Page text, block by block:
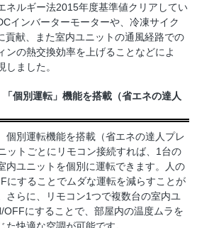
ネルギー法2015年度基準値クリアしてい
インバーターモーターや、冷凍サイク
貢献、また室内ユニットの通風経路での
ンの熱交換効率を上げることなどによ
しました。
「個別運転」機能を搭載（省エネの達人
個別運転機能を搭載（省エネの達人プレ
ットごとにリモコン接続すれば、1台の
内ユニットを個別に運転できます。人の
にすることでムダな運転を減らすことが
さらに、リモコン1つで複数台の室内ユ
OFFにすることで、部屋内の温度ムラを
快適な空調が可能です。